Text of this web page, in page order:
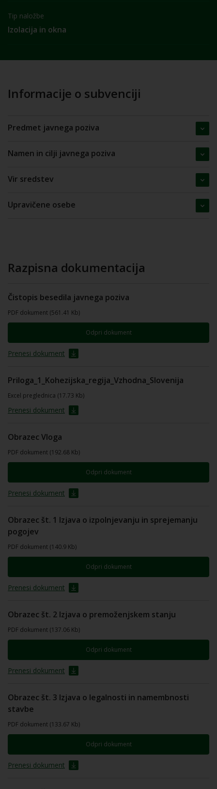
Tip naložbe
Izolacija in okna
Informacije o subvenciji
Predmet javnega poziva
Namen in cilji javnega poziva
Vir sredstev
Upravičene osebe
Razpisna dokumentacija
Čistopis besedila javnega poziva
PDF dokument (561.41 Kb)
Odpri dokument
Prenesi dokument
Priloga_1_Kohezijska_regija_Vzhodna_Slovenija
Excel preglednica (17.73 Kb)
Prenesi dokument
Obrazec Vloga
PDF dokument (192.68 Kb)
Odpri dokument
Prenesi dokument
Obrazec št. 1 Izjava o izpolnjevanju in sprejemanju
pogojev
PDF dokument (140.9 Kb)
Odpri dokument
Prenesi dokument
Obrazec št. 2 Izjava o premoženjskem stanju
PDF dokument (137.06 Kb)
Odpri dokument
Prenesi dokument
Obrazec št. 3 Izjava o legalnosti in namembnosti
stavbe
PDF dokument (133.67 Kb)
Odpri dokument
Prenesi dokument